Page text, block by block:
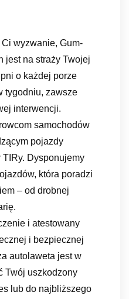
wyzwanie, Gum-
jest na straży Twojej
o każdej porze
tygodniu, zawsze
interwencji.
samochodów
pojazdy
Dysponujemy
która poradzi
– od drobnej
i atestowany
i bezpiecznej
autolaweta jest w
Twój uszkodzony
lub do najbliższego